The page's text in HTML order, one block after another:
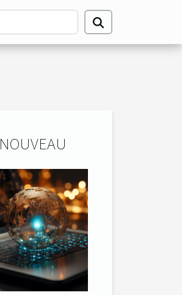
NOUVEAU